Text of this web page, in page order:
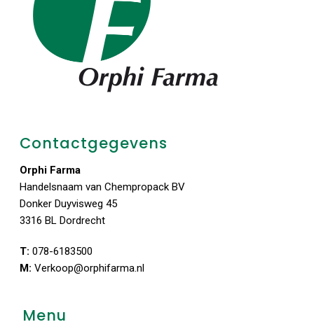
Contactgegevens
Orphi Farma
Handelsnaam van Chempropack BV
Donker Duyvisweg 45
3316 BL Dordrecht
T: 078-6183500
M: Verkoop@orphifarma.nl
Menu